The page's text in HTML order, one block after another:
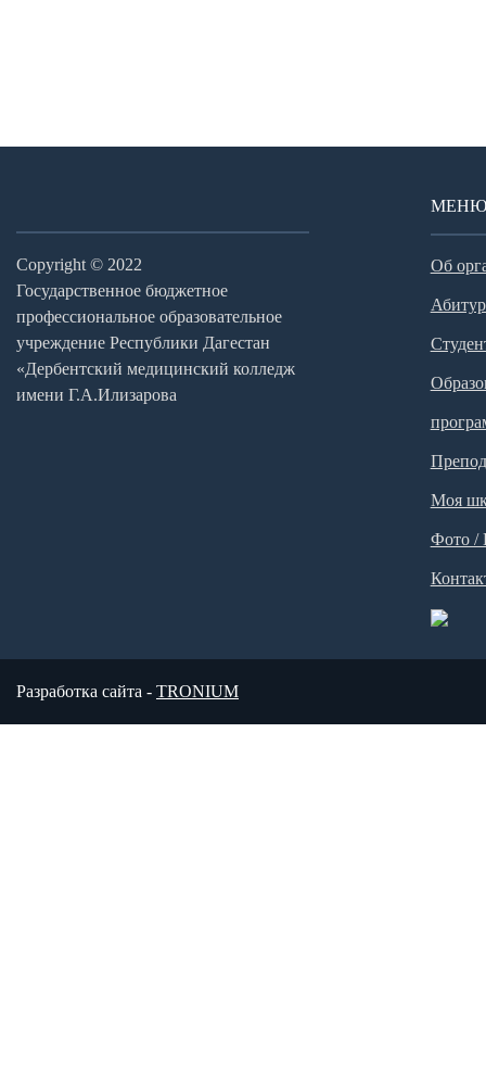
Copyright © 2022
Государственное бюджетное
профессиональное образовательное
учреждение Республики Дагестан
«Дербентский медицинский колледж
имени Г.А.Илизарова
МЕНЮ
Об
Моя
Фото /
Разработка сайта - TRONIUM